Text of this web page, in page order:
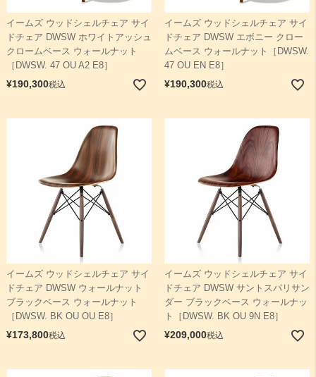
イームズ ウッドシェルチェア サイ
ドチェア DWSW ホワイトアッシュ
クロームベース ウォールナット
［DWSW. 47 OU A2 E8］
¥190,300税込
イームズ ウッドシェルチェア サイ
ドチェア DWSW エボニー クロー
ムベース ウォールナット［DWSW.
47 OU EN E8］
¥190,300税込
イームズ ウッドシェルチェア サイ
ドチェア DWSW ウォールナット
ブラックベース ウォールナット
［DWSW. BK OU OU E8］
¥173,800税込
イームズ ウッドシェルチェア サイ
ドチェア DWSW サントスパリサン
ダー ブラックベース ウォールナッ
ト［DWSW. BK OU 9N E8］
¥209,000税込